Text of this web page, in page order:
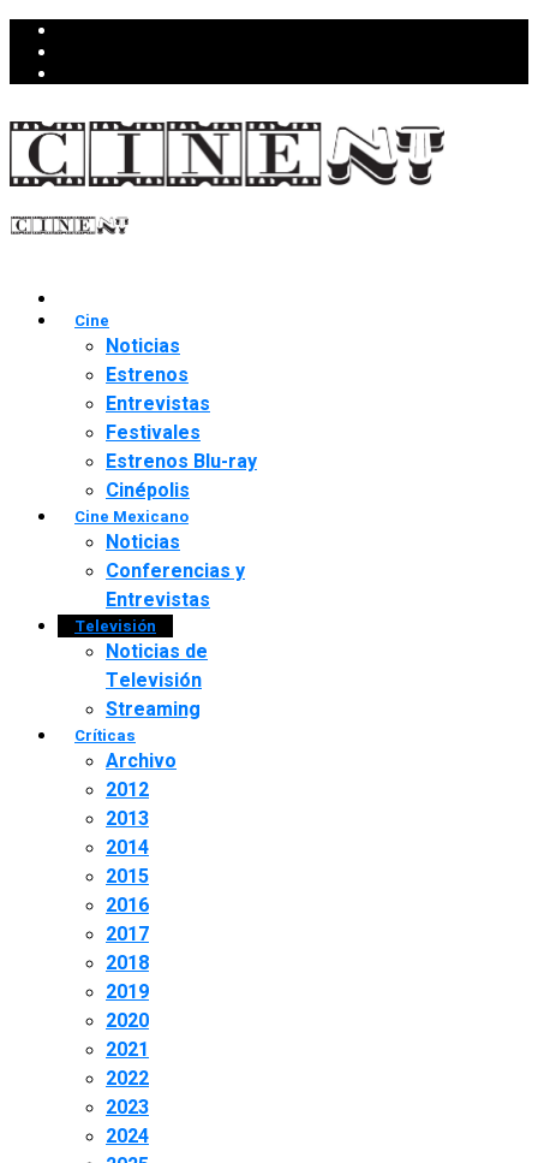
Cine
Noticias
Estrenos
Entrevistas
Festivales
Estrenos Blu-ray
Cinépolis
Cine Mexicano
Noticias
Conferencias y
Entrevistas
Televisión
Noticias de
Televisión
Streaming
Críticas
Archivo
2012
2013
2014
2015
2016
2017
2018
2019
2020
2021
2022
2023
2024